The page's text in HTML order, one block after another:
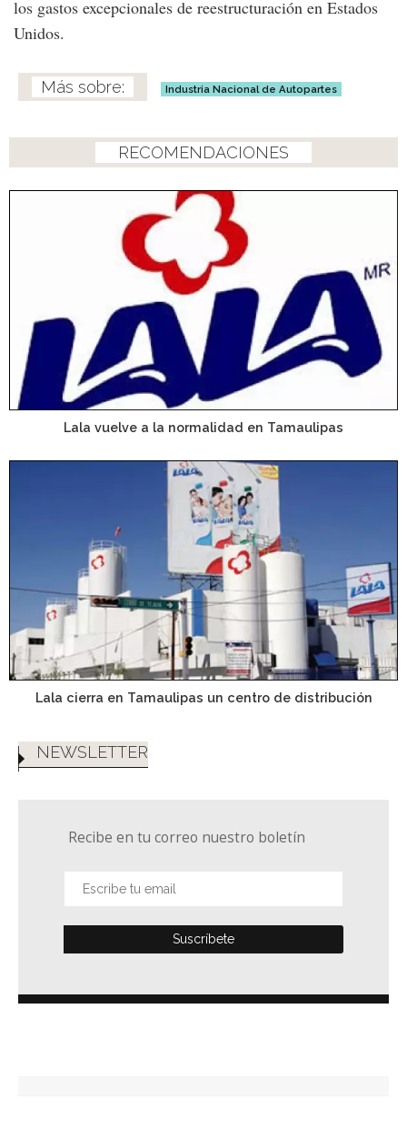
los gastos excepcionales de reestructuración en Estados
Unidos.
Industria Nacional de Autopartes
RECOMENDACIONES
Lala vuelve a la normalidad en Tamaulipas
Lala cierra en Tamaulipas un centro de distribución
NEWSLETTER
Recibe en tu correo nuestro boletín